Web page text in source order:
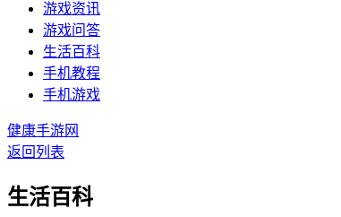
游戏资讯
游戏问答
生活百科
手机教程
手机游戏
健康手游网
返回列表
生活百科